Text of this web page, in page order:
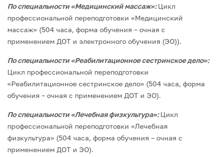
По специальности «Медицинский массаж»: Цикл
профессиональной переподготовки «Медицинский
массаж» (504 часа, форма обучения – очная с
применением ДОТ и электронного обучения (ЭО)).
По специальности «Реабилитационное сестринское дело»:
Цикл профессиональной переподготовки
«Реабилитационное сестринское дело» (504 часа, форма
обучения – очная с применением ДОТ и ЭО).
По специальности «Лечебная физкультура»: Цикл
профессиональной переподготовки «Лечебная
физкультура» (504 часа, форма обучения – очная с
применением ДОТ и ЭО).